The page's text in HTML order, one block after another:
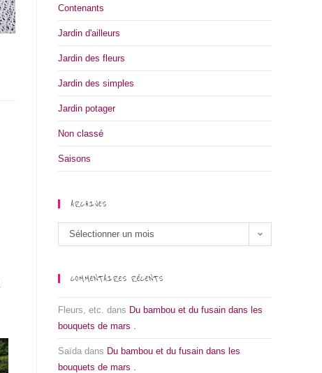
Contenants
Jardin d'ailleurs
Jardin des fleurs
Jardin des simples
Jardin potager
Non classé
Saisons
ARCHIVES
Sélectionner un mois
COMMENTAIRES RÉCENTS
Fleurs, etc. dans Du bambou et du fusain dans les
bouquets de mars .
Saïda dans Du bambou et du fusain dans les
bouquets de mars .